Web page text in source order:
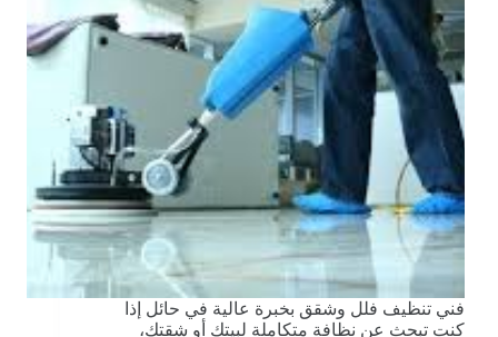
فني تنظيف فلل وشقق بخبرة عالية في حائل إذا
كنت تبحث عن نظافة متكاملة لبيتك أو شقتك،